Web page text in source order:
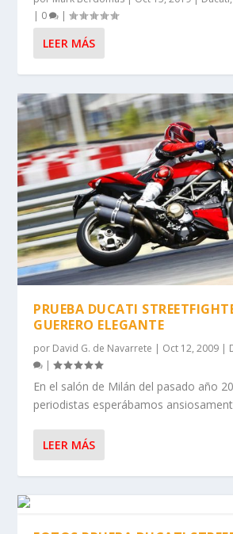
| 0 |
LEER MÁS
PRUEBA DUCATI
GUERERO ELEGANTE
por David G. de Navarrete | Oct 12, 2009 |
|
En el salón de Milán del pasado año
periodistas esperábamos
LEER MÁS